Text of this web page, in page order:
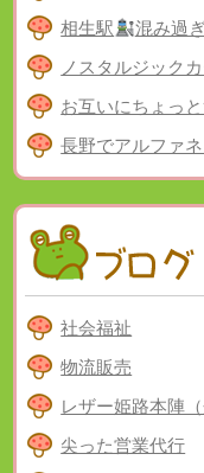
相生駅
混み過
ノスタルジック
お互いにちょっ
長野でアルファ
社会福祉
物流販売
レザー姫路本陣
尖った営業代行